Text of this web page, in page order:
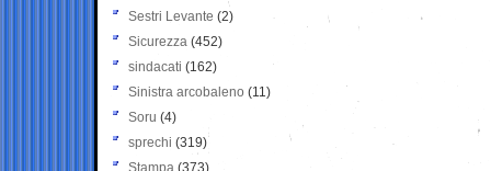
Sestri Levante (2)
Sicurezza (452)
sindacati (162)
Sinistra arcobaleno (11)
Soru (4)
sprechi (319)
Stampa (373)